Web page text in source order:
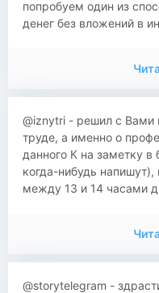
попробуем один из
денег без вложений в
@iznytri - решил с Вами
труде, а именно о
данного К на заметку
когда-нибудь
между 13 и 14 часами
@storytelegram -